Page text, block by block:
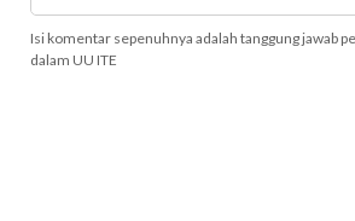
Isi komentar sepenuhnya adalah tanggung jawab
dalam UU ITE